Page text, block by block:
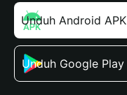
Unduh Android APK
Unduh Google Play